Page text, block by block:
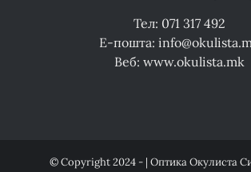
Тел: 071 317 492
Е-пошта:
Веб: www.okulista.mk
© Copyright 2024 - | Оптика Окулиста